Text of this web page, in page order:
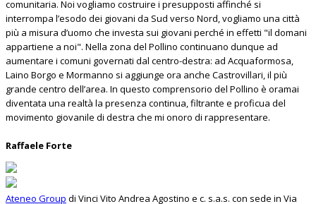
comunitaria. Noi vogliamo costruire i presupposti affinché si
interrompa l’esodo dei giovani da Sud verso Nord, vogliamo una città
più a misura d’uomo che investa sui giovani perché in effetti "il domani
appartiene a noi". Nella zona del Pollino continuano dunque ad
aumentare i comuni governati dal centro-destra: ad Acquaformosa,
Laino Borgo e Mormanno si aggiunge ora anche Castrovillari, il più
grande centro dell’area. In questo comprensorio del Pollino è oramai
diventata una realtà la presenza continua, filtrante e proficua del
movimento giovanile di destra che mi onoro di rappresentare.
Raffaele Forte
Ateneo Group di Vinci Vito Andrea Agostino e c. s.a.s. con sede in Via